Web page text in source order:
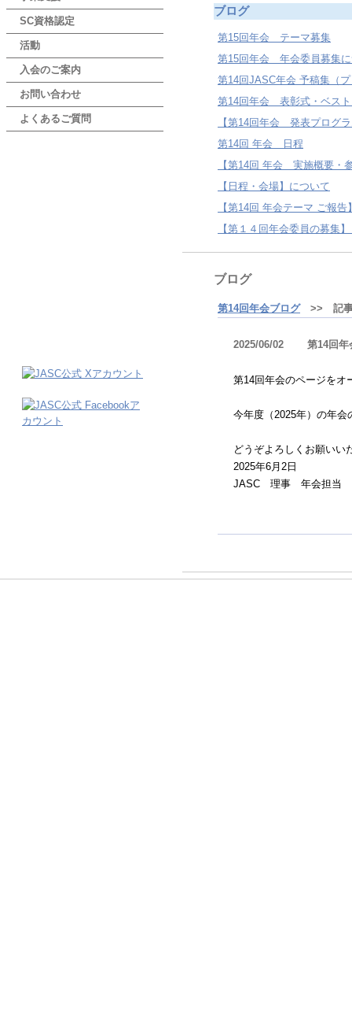
SC資格認定
活動
入会のご案内
お問い合わせ
よくあるご質問
ブログ
第15回年会 テーマ募集
第15回年会 年会委員募集
第14回JASC年会 予稿集（
第14回年会 表彰式・ベス
【第14回年会 発表プログ
第14回 年会 日程
【第14回 年会 実施概要・
【日程・会場】について
【第14回 年会テーマ ご報告
【第１４回年会委員の募集
ブログ
第14回年会ブログ>> 記事
2025/06/02 第14回
第14回年会のページをオ
今年度（2025年）の年
どうぞよろしくお願いい
2025年6月2日
JASC 理事 年会担当